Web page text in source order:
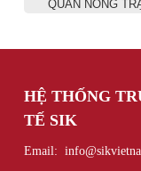
QUAN NÔNG
HỆ THỐNG
TẾ SIK
Email: